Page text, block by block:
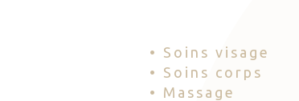
• Soins visage
• Soins corps
• Massage